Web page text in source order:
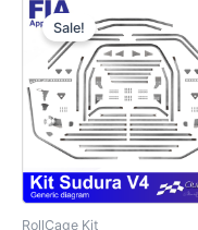
Sale!
RollCage Kit